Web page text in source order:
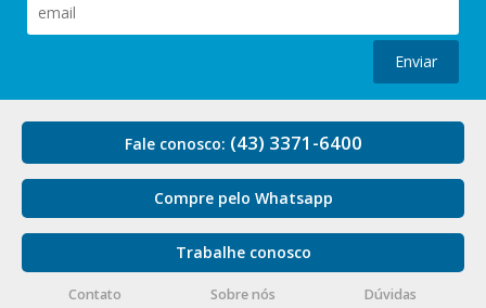
Enviar
Fale conosco: (43) 3371-6400
Compre pelo Whatsapp
Trabalhe conosco
Contato Sobre nós Dúvidas